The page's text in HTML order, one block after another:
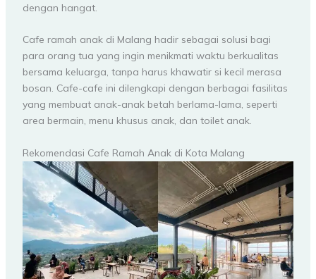
dengan hangat.
Cafe ramah anak di Malang hadir sebagai solusi bagi
para orang tua yang ingin menikmati waktu berkualitas
bersama keluarga, tanpa harus khawatir si kecil merasa
bosan. Cafe-cafe ini dilengkapi dengan berbagai fasilitas
yang membuat anak-anak betah berlama-lama, seperti
area bermain, menu khusus anak, dan toilet anak.
Rekomendasi Cafe Ramah Anak di Kota Malang